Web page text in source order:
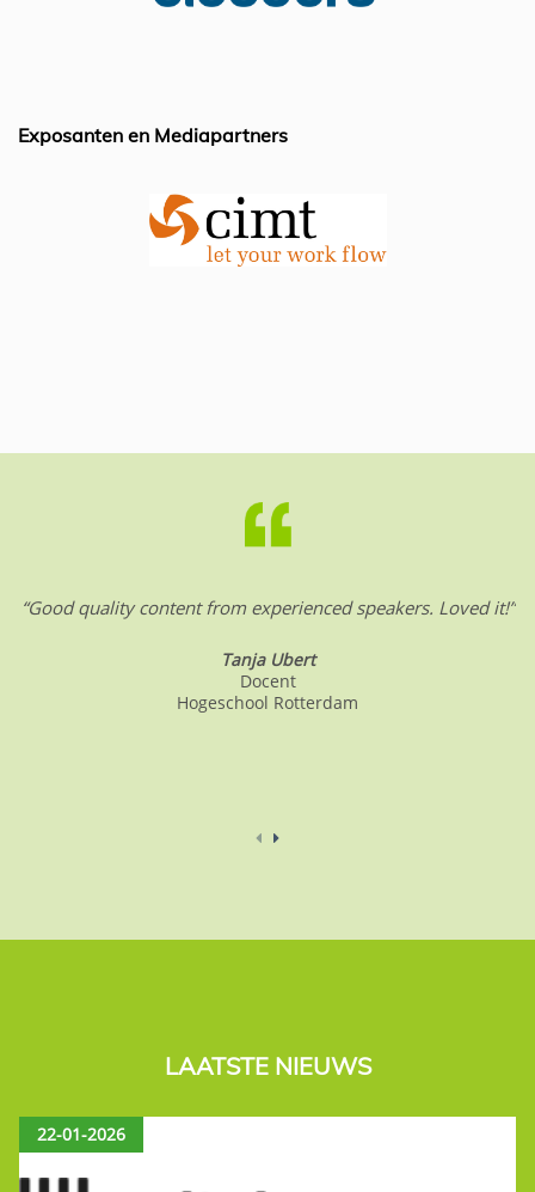
Exposanten en Mediapartners
“Good quality content from experienced speakers. Loved it!”
Tanja Ubert
Docent
Hogeschool Rotterdam
LAATSTE NIEUWS
22-01-2026